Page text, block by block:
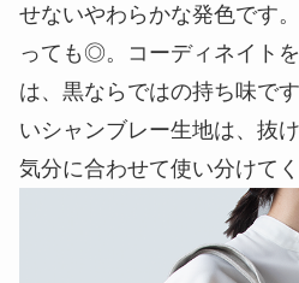
せないやわらかな発色です
っても◎。コーディネイト
は、黒ならではの持ち味で
いシャンブレー生地は、抜
気分に合わせて使い分けてく